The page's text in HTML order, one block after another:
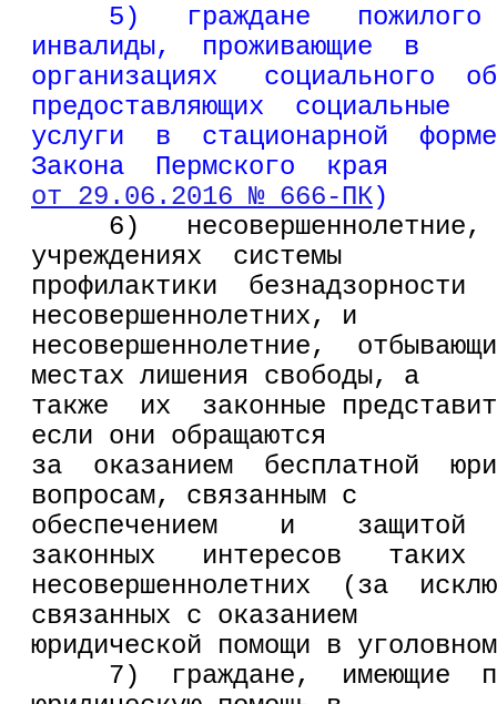
5)   граждане
инвалиды,  проживающие  в
организациях   социального
предоставляющих  социальные
услуги  в  стационарной
Закона  Пермского  края
от 29.06.2016 № 666-ПК)
6)   несовершеннолетние,
учреждениях  системы
профилактики  безнадзорности
несовершеннолетних, и
несовершеннолетние,
местах лишения свободы, а
также  их  законные
если они обращаются
за  оказанием  бесплатной
вопросам, связанным с
обеспечением    и
законных   интересов   таких
несовершеннолетних  (за
связанных с оказанием
юридической помощи в
7)  граждане,  имеющие